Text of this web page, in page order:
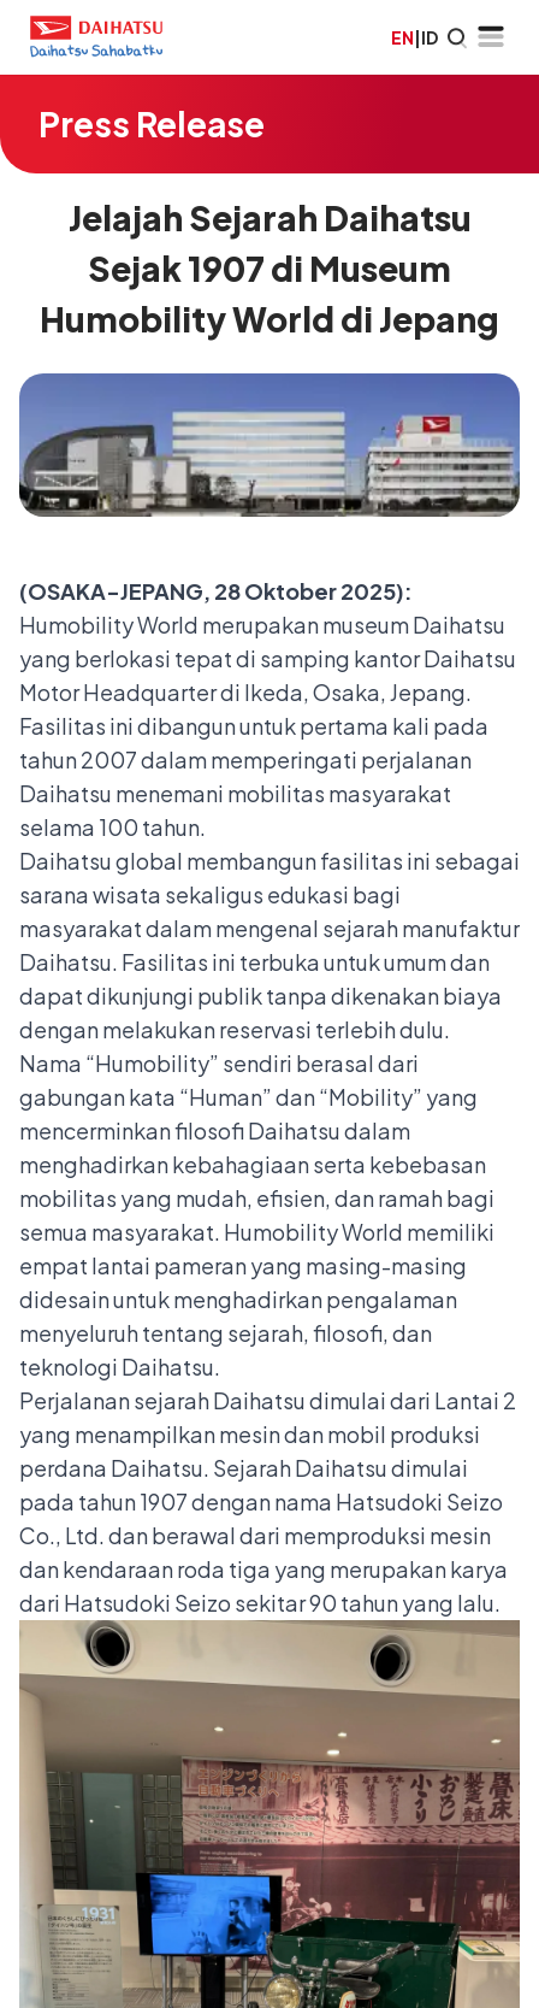
EN|ID
Press Release
Jelajah Sejarah Daihatsu
Sejak 1907 di Museum
Humobility World di Jepang
(OSAKA-JEPANG, 28 Oktober 2025):
Humobility World merupakan museum Daihatsu
yang berlokasi tepat di samping kantor Daihatsu
Motor Headquarter di Ikeda, Osaka, Jepang.
Fasilitas ini dibangun untuk pertama kali pada
tahun 2007 dalam memperingati perjalanan
Daihatsu menemani mobilitas masyarakat
selama 100 tahun.
Daihatsu global membangun fasilitas ini sebagai
sarana wisata sekaligus edukasi bagi
masyarakat dalam mengenal sejarah manufaktur
Daihatsu. Fasilitas ini terbuka untuk umum dan
dapat dikunjungi publik tanpa dikenakan biaya
dengan melakukan reservasi terlebih dulu.
Nama “Humobility” sendiri berasal dari
gabungan kata “Human” dan “Mobility” yang
mencerminkan filosofi Daihatsu dalam
menghadirkan kebahagiaan serta kebebasan
mobilitas yang mudah, efisien, dan ramah bagi
semua masyarakat. Humobility World memiliki
empat lantai pameran yang masing-masing
didesain untuk menghadirkan pengalaman
menyeluruh tentang sejarah, filosofi, dan
teknologi Daihatsu.
Perjalanan sejarah Daihatsu dimulai dari Lantai 2
yang menampilkan mesin dan mobil produksi
perdana Daihatsu. Sejarah Daihatsu dimulai
pada tahun 1907 dengan nama Hatsudoki Seizo
Co., Ltd. dan berawal dari memproduksi mesin
dan kendaraan roda tiga yang merupakan karya
dari Hatsudoki Seizo sekitar 90 tahun yang lalu.